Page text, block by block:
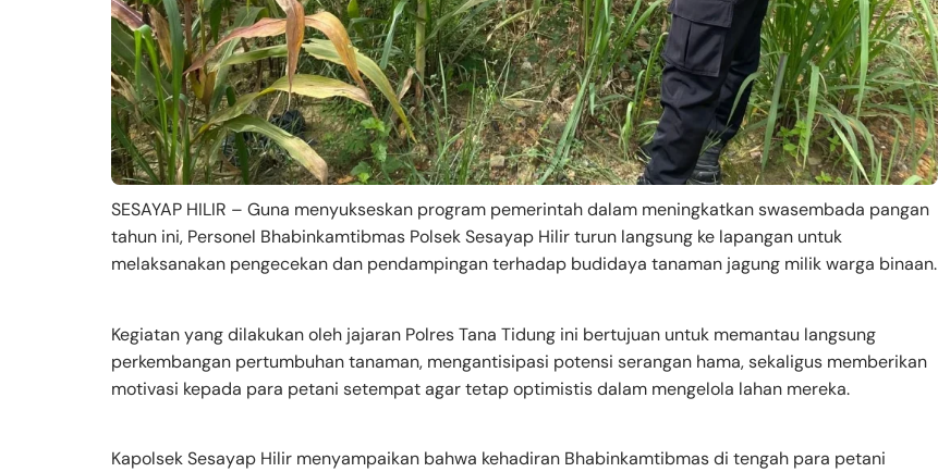
SESAYAP HILIR – Guna menyukseskan program pemerintah dalam meningkatkan swasembada pangan
tahun ini, Personel Bhabinkamtibmas Polsek Sesayap Hilir turun langsung ke lapangan untuk
melaksanakan pengecekan dan pendampingan terhadap budidaya tanaman jagung milik warga binaan.
Kegiatan yang dilakukan oleh jajaran Polres Tana Tidung ini bertujuan untuk memantau langsung
perkembangan pertumbuhan tanaman, mengantisipasi potensi serangan hama, sekaligus memberikan
motivasi kepada para petani setempat agar tetap optimistis dalam mengelola lahan mereka.
Kapolsek Sesayap Hilir menyampaikan bahwa kehadiran Bhabinkamtibmas di tengah para petani